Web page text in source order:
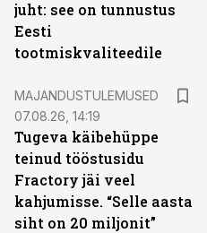
juht: see on tunnustus
Eesti
tootmiskvaliteedile
MAJANDUSTULEMUSED
07.08.26, 14:19
Tugeva käibehüppe
teinud tööstusidu
Fractory jäi veel
kahjumisse. “Selle aasta
siht on 20 miljonit”